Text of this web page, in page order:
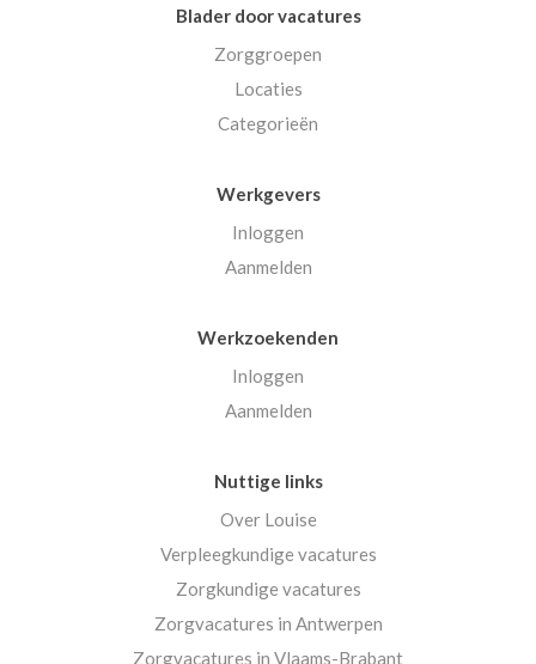
Blader door vacatures
Zorggroepen
Locaties
Categorieën
Werkgevers
Inloggen
Aanmelden
Werkzoekenden
Inloggen
Aanmelden
Nuttige links
Over Louise
Verpleegkundige vacatures
Zorgkundige vacatures
Zorgvacatures in Antwerpen
Zorgvacatures in Vlaams-Brabant